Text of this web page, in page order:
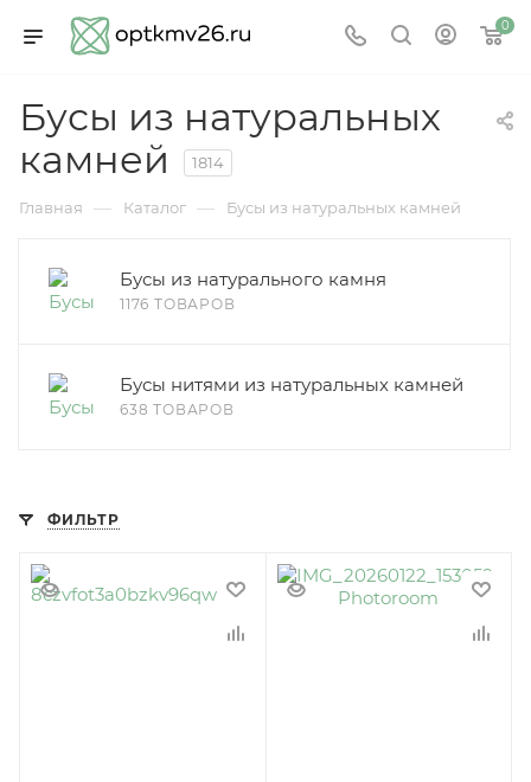
0
Бусы из натуральных
камней
1814
Главная — Каталог — Бусы из натуральных камней
Бусы из натурального камня
1176 ТОВАРОВ
Бусы нитями из натуральных камней
638 ТОВАРОВ
ФИЛЬТР